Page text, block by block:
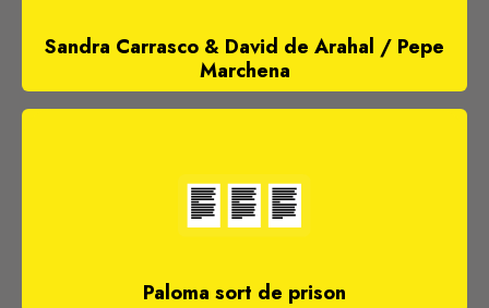
Sandra Carrasco & David de Arahal / Pepe
Marchena
Paloma sort de prison